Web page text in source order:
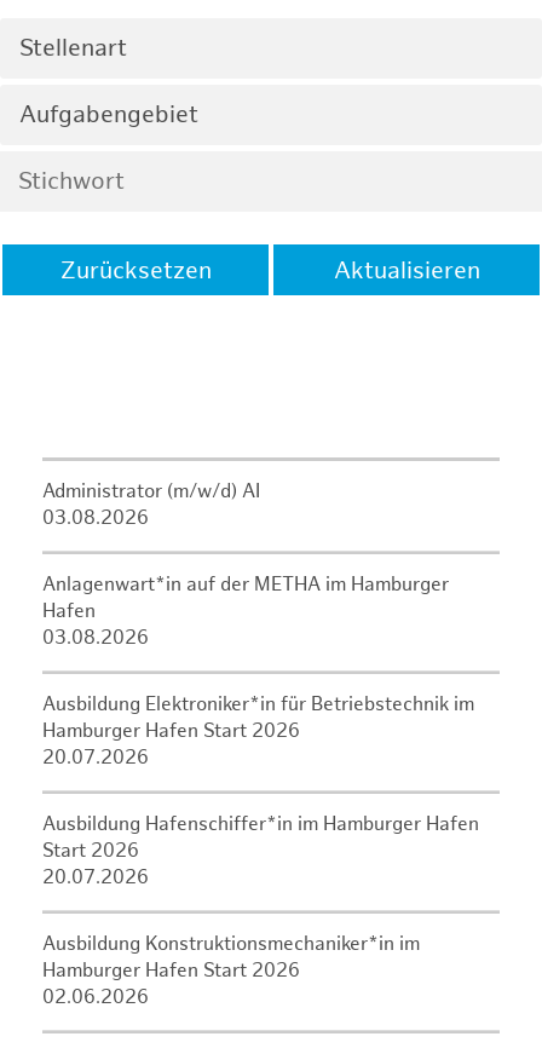
Stellenart
Aufgabengebiet
Zurücksetzen Aktualisieren
Administrator (m/w/d) AI
03.08.2026
Anlagenwart*in auf der METHA im Hamburger
Hafen
03.08.2026
Ausbildung Elektroniker*in für Betriebstechnik im
Hamburger Hafen Start 2026
20.07.2026
Ausbildung Hafenschiffer*in im Hamburger Hafen
Start 2026
20.07.2026
Ausbildung Konstruktionsmechaniker*in im
Hamburger Hafen Start 2026
02.06.2026